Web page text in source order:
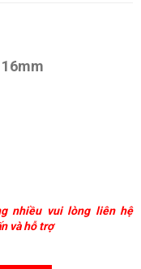
16mm
nhiều vui lòng liên hệ
và hỗ trợ